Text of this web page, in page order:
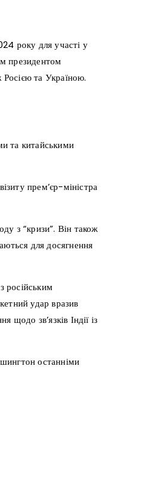
року для участі у
президентом
та Україною.
та китайськими
прем’єр-міністра
з “кризи”. Він також
для досягнення
російським
удар вразив
зв’язків Індії із
останніми